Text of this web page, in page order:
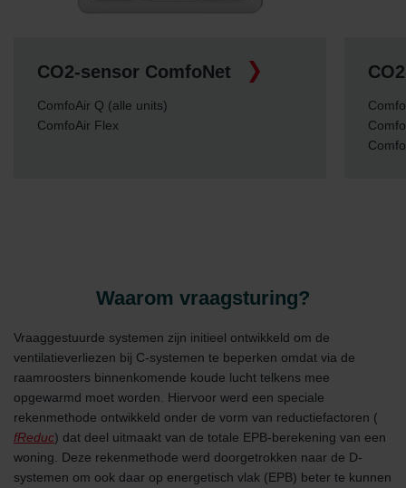
CO2-sensor ComfoNet
ComfoAir Q (alle units)
ComfoAir Flex
Waarom vraagsturing?
Vraaggestuurde systemen zijn initieel ontwikkeld om de
ventilatieverliezen bij C-systemen te beperken omdat via de
raamroosters binnenkomende koude lucht telkens mee
opgewarmd moet worden. Hiervoor werd een speciale
rekenmethode ontwikkeld onder de vorm van reductiefactoren (
fReduc) dat deel uitmaakt van de totale EPB-berekening van een
woning. Deze rekenmethode werd doorgetrokken naar de D-
systemen om ook daar op energetisch vlak (EPB) beter te kunnen